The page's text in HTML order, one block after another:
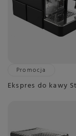
Promocja
Ekspres do kawy